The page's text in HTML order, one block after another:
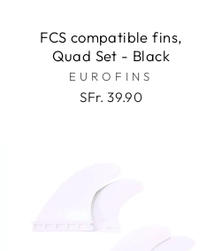
FCS compatible fins,
Quad Set - Black
EUROFINS
SFr. 39.90